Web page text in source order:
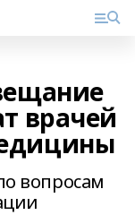
врачей
вопросам